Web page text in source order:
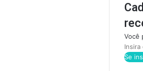
Você
I
n